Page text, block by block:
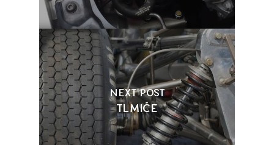
NEXT POST
TLMIČE